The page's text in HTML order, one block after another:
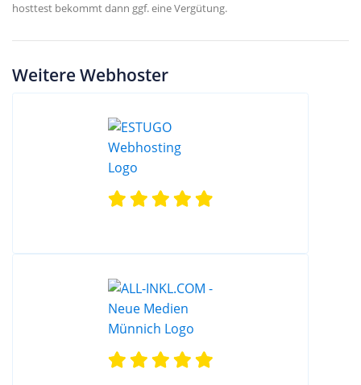
hosttest bekommt dann ggf. eine Vergütung.
Weitere Webhoster